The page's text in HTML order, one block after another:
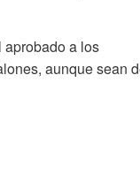
aprobado a los
aunque sean